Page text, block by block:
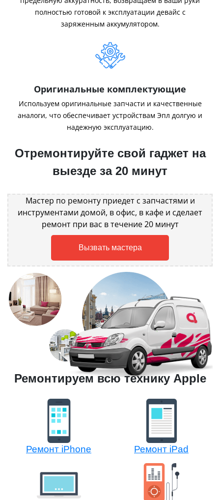
полностью готовой к эксплуатации девайс с
заряженным аккумулятором.
Оригинальные комплектующие
Используем оригинальные запчасти и качественные
аналоги, что обеспечивает устройствам Эпл долгую и
надежную эксплуатацию.
Отремонтируйте свой гаджет на
выезде за 20 минут
Мастер по ремонту приедет с запчастями и
инструментами домой, в офис, в кафе и сделает
ремонт при вас в течение 20 минут
Вызвать мастера
Ремонтируем всю технику Apple
Ремонт iPhone Ремонт iPad